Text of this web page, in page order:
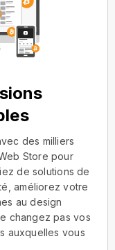
des milliers
Store pour
de solutions de
améliorez votre
au design
changez pas vos
auxquelles vous